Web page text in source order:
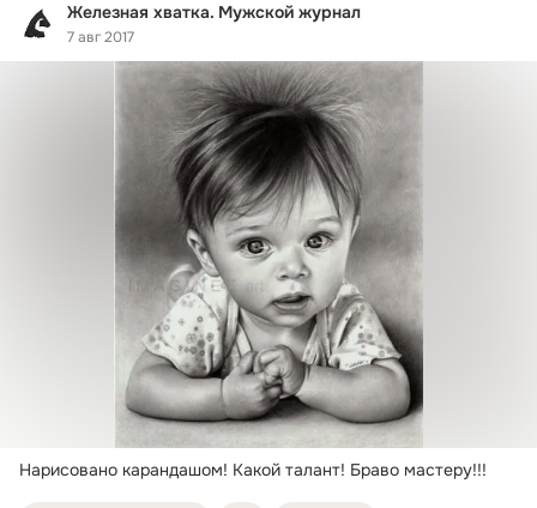
Железная хватка. Мужской журнал
7 авг 2017
Нарисовано карандашом! Какой талант! Браво мастеру!!!